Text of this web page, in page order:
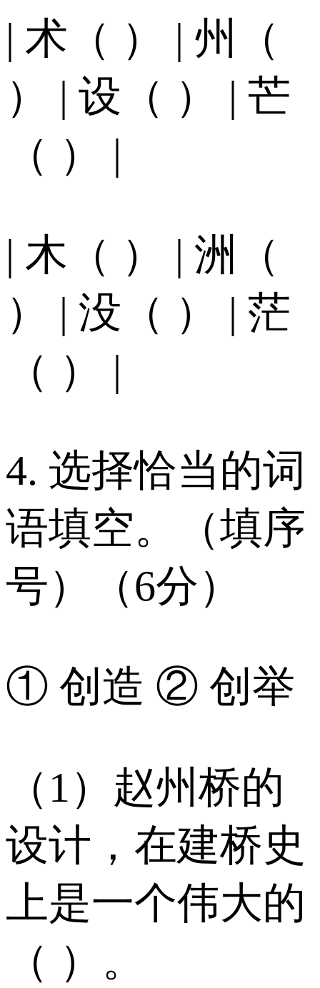
| 术（ ） | 州（
） | 设（ ） | 芒
（ ） |
| 木（ ） | 洲（
） | 没（ ） | 茫
（ ） |
4. 选择恰当的词
语填空。（填序
号）（6分）
① 创造 ② 创举
（1）赵州桥的
设计，在建桥史
上是一个伟大的
（ ）。